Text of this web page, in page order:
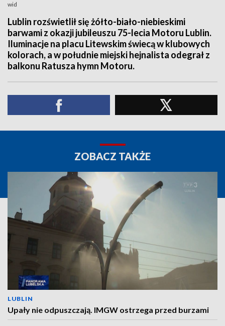
wid
Lublin rozświetlił się żółto-biało-niebieskimi
barwami z okazji jubileuszu 75-lecia Motoru Lublin.
Iluminacje na placu Litewskim świecą w klubowych
kolorach, a w południe miejski hejnalista odegrał z
balkonu Ratusza hymn Motoru.
ZOBACZ TAKŻE
LUBLIN
Upały nie odpuszczają. IMGW ostrzega przed burzami